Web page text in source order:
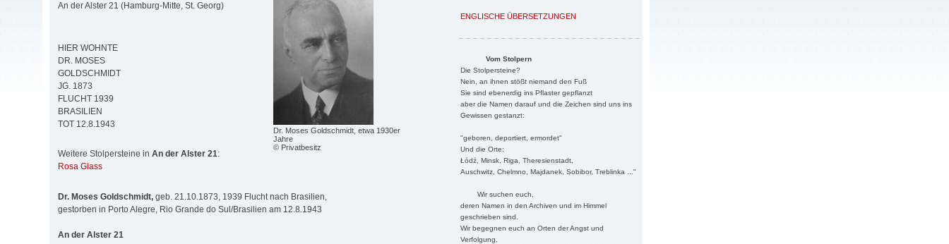
ENGLISCHE ÜBERSETZUNGEN
Vom Stolpern
Die Stolpersteine?
Nein, an ihnen stößt niemand den Fuß
Sie sind ebenerdig ins Pflaster gepflanzt
aber die Namen darauf und die Zeichen sind uns ins
Gewissen gestanzt:
"geboren, deportiert, ermordet"
Und die Orte:
Łódź, Minsk, Riga, Theresienstadt,
Auschwitz, Chelmno, Majdanek, Sobibor, Treblinka ..."
Wir suchen euch,
deren Namen in den Archiven und im Himmel
geschrieben sind.
Wir begegnen euch an Orten der Angst und
Verfolgung,
Dr. Moses Goldschmidt, etwa 1930er
Jahre
© Privatbesitz
An der Alster 21 (Hamburg-Mitte, St. Georg)
HIER WOHNTE
DR. MOSES
GOLDSCHMIDT
JG. 1873
FLUCHT 1939
BRASILIEN
TOT 12.8.1943
Weitere Stolpersteine in An der Alster 21:
Rosa Glass
Dr. Moses Goldschmidt, geb. 21.10.1873, 1939 Flucht nach Brasilien,
gestorben in Porto Alegre, Rio Grande do Sul/Brasilien am 12.8.1943
An der Alster 21